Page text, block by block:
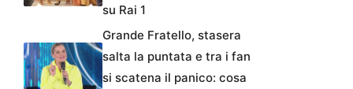
su Rai 1
Grande Fratello, stasera
salta la puntata e tra i fan
si scatena il panico: cosa